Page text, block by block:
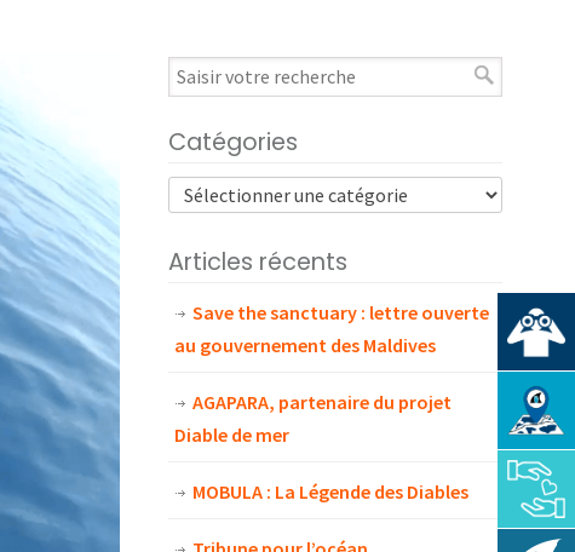
Catégories
Articles récents
Save the sanctuary : lettre ouverte
au gouvernement des Maldives
AGAPARA, partenaire du projet
Diable de mer
MOBULA : La Légende des Diables